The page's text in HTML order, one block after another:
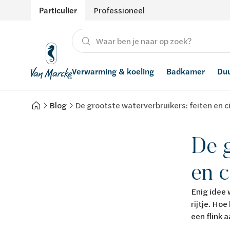
Particulier Professioneel
Verwarming & koeling
Verwarming
Badkamer
Producten
Hernieuwbare energie
Waterontharders
Blog De grootste waterverbruikers: feiten en
De
en
Enig idee
rijtje. Hoe
een flink